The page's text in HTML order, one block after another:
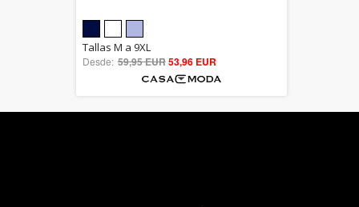
out of 5
Tallas M a 9XL
Desde: 59,95 EUR53,96 EUR